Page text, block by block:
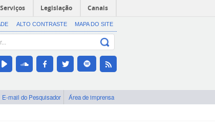
Serviços Legislação Canais
ALTO CONTRASTE MAPA DO SITE
E-mail do Pesquisador Área de imprensa